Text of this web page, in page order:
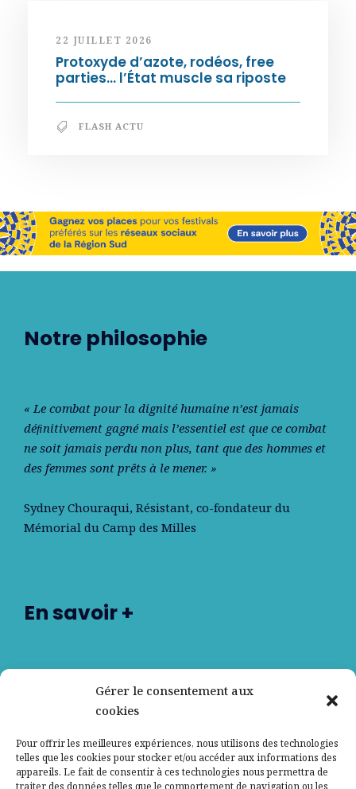
Gérer le consentement aux
cookies
Pour offrir les meilleures expériences, nous utilisons des technologies
telles que les cookies pour stocker et/ou accéder aux informations des
appareils. Le fait de consentir à ces technologies nous permettra de
traiter des données telles que le comportement de navigation ou les
22 JUILLET 2026
Protoxyde d’azote, rodéos, free
parties… l’État muscle sa riposte
FLASH ACTU
Notre philosophie
« Le combat pour la dignité humaine n’est jamais
déﬁnitivement gagné mais l’essentiel est que ce combat
ne soit jamais perdu non plus, tant que des hommes et
des femmes sont prêts à le mener. »
Sydney Chouraqui, Résistant, co-fondateur du
Mémorial du Camp des Milles
En savoir +
Contactez-nous